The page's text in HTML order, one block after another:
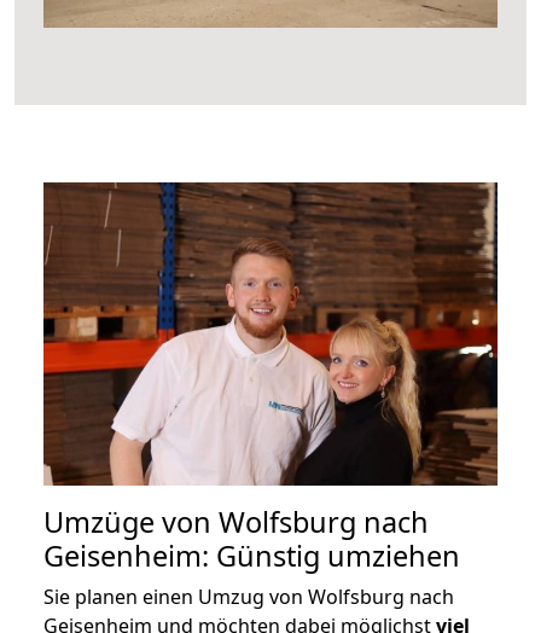
Umzüge von Wolfsburg nach
Geisenheim: Günstig umziehen
Sie planen einen Umzug von Wolfsburg nach
Geisenheim und möchten dabei möglichstviel